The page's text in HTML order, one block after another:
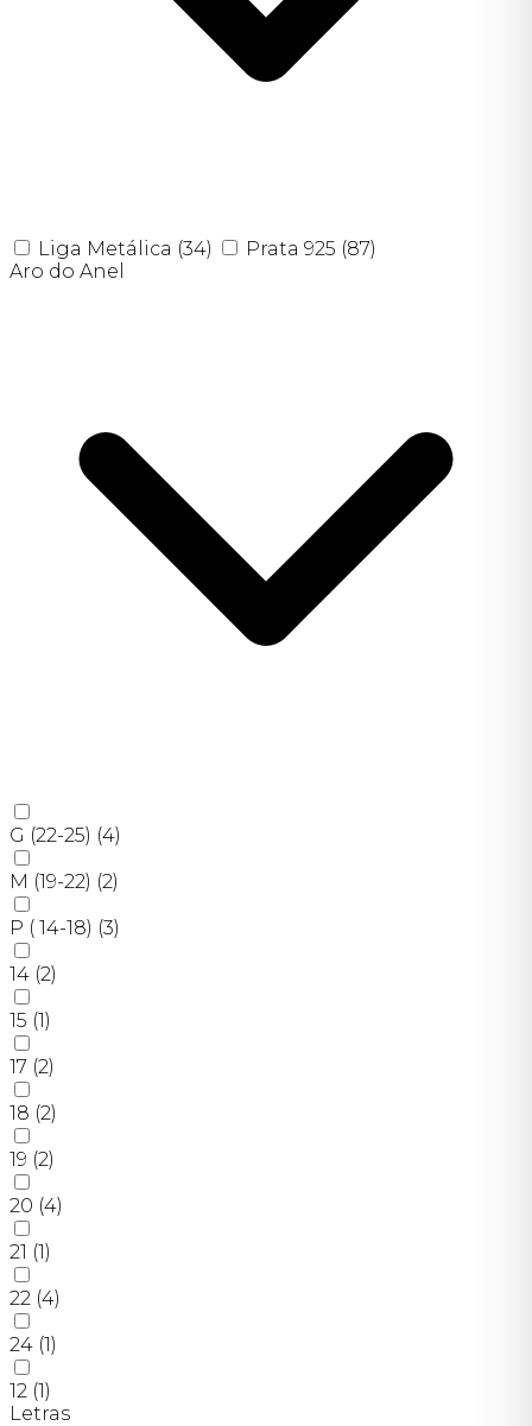
Liga Metálica (34) Prata 925 (87)
Aro do Anel
G (22-25) (4)
M (19-22) (2)
P ( 14-18) (3)
14 (2)
15 (1)
17 (2)
18 (2)
19 (2)
20 (4)
21 (1)
22 (4)
24 (1)
12 (1)
Letras